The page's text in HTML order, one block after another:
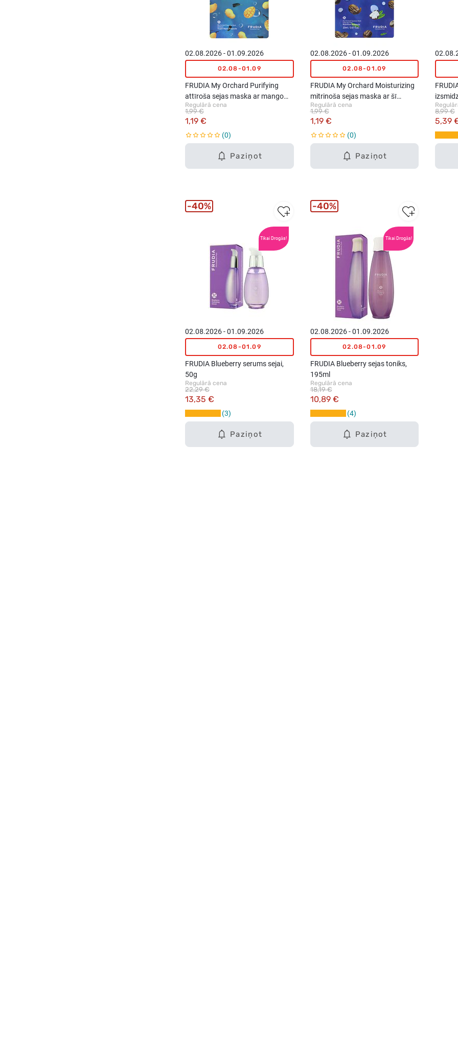
Paziņot
02.08.2026 - 01.09.2026
02.08-01.09
FRUDIA My Orchard Purifying
attīroša sejas maska ar mango
ekstraktu, 1gab.
Regulārā cena
1,19 €
1,99 €
0
Paziņot
02.08.2026 - 01.09.2026
02.08-01.09
FRUDIA My Orchard Moisturizing
mitrinoša sejas maska ar šī
sviestu, 1gab.
Regulārā cena
1,19 €
1,99 €
0
5,39
8,99 €
Tikai Drogās!
Paziņot
02.08.2026 - 01.09.2026
02.08-01.09
FRUDIA Blueberry serums sejai,
50g
Regulārā cena
13,35 €
22,29 €
3
40%
Tikai Drogās!
Paziņot
02.08.2026 - 01.09.2026
02.08-01.09
FRUDIA Blueberry sejas toniks,
195ml
Regulārā cena
10,89 €
18,19 €
4
40%